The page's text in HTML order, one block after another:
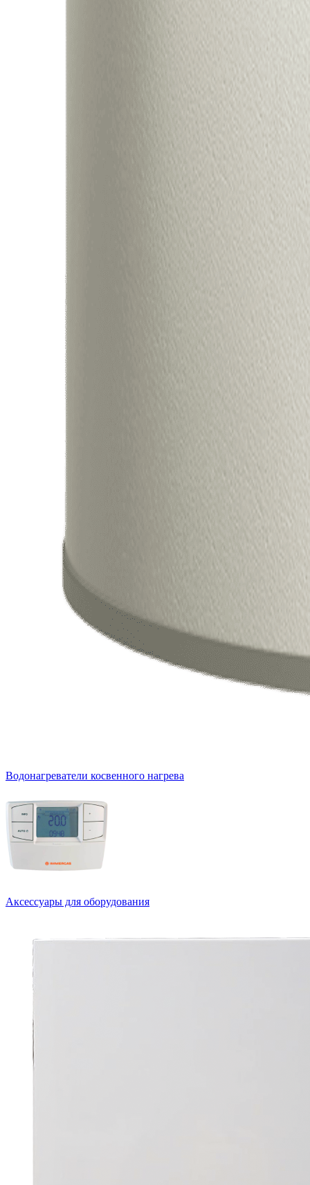
Водонагреватели косвенного нагрева
Аксессуары для оборудования